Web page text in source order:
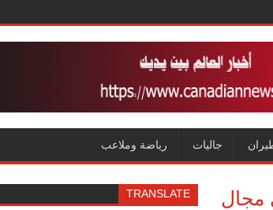
جاليات رياضة وملاعب
مجال
TRANSLATE